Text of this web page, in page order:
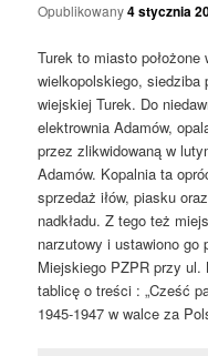
Opublikowany4 stycznia
Turek to miasto
wielkopolskiego, siedziba
wiejskiej Turek. Do
elektrownia Adamów,
przez zlikwidowaną w
Adamów. Kopalnia ta
sprzedaż iłów, piasku
nadkładu. Z tego też
narzutowy i ustawiono go
Miejskiego PZPR przy ul.
tablicę o treści : „Cześć
1945-1947 w walce za